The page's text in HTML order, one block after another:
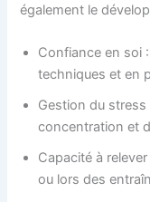
également le
Confiance en soi
techniques et en
Gestion du stress
concentration et
Capacité à
ou lors des